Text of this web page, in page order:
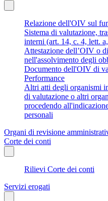
Relazione dell'OIV sul
Sistema di valutazione,
interni (art. 14, c. 4, lett.
Attestazione dell’OIV o
nell'assolvimento degli
Documento dell'OIV di
Performance
Altri atti degli organismi
di valutazione o altri
procedendo
personali
Organi di revisione
Corte dei conti
Rilievi Corte dei conti
Servizi erogati